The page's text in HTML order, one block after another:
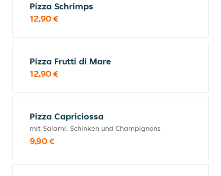
Pizza Schrimps
12,90 €
Pizza Frutti di Mare
12,90 €
Pizza Capriciossa
mit Salami, Schinken und Champignons
9,90 €